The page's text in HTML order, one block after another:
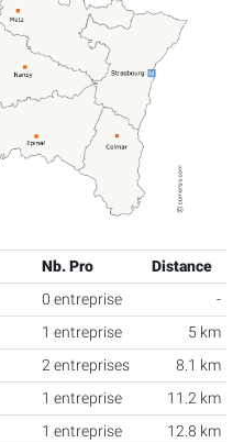
Nb. Pro
Distance
0 entreprise
-
1 entreprise
5 km
2 entreprises
8.1 km
1 entreprise
11.2 km
1 entreprise
12.8 km